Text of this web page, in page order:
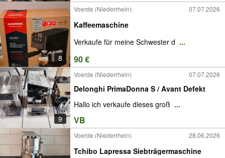
8
Voerde (Niederrhein) 07.07.2026
Kaffeemaschine
Verkaufe für meine Schwester d ...
90 €
9
Voerde (Niederrhein) 07.07.2026
Delonghi PrimaDonna S / Avant Defekt
Hallo ich verkaufe dieses groß ...
VB
Voerde (Niederrhein) 28.06.2026
Tchibo Lapressa Siebträgermaschine